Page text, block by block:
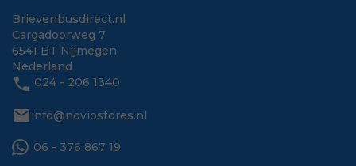
Brievenbusdirect.nl
Cargadoorweg 7
6541 BT Nijmegen
Nederland
phone 024 - 206 1340
mail info@noviostores.nl
06 - 376 867 19